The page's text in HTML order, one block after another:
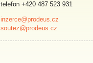
telefon +420 487 523 931
inzerce@prodeus.cz
soutez@prodeus.cz